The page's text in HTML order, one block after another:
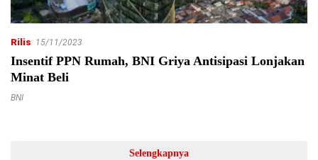
Rilis 15/11/2023
Insentif PPN Rumah, BNI Griya Antisipasi Lonjakan
Minat Beli
BNI
Selengkapnya